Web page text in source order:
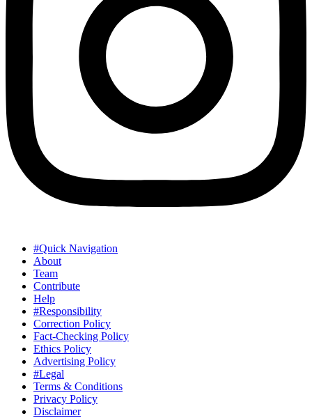
#Quick Navigation
About
Team
Contribute
Help
#Responsibility
Correction Policy
Fact-Checking Policy
Ethics Policy
Advertising Policy
#Legal
Terms & Conditions
Privacy Policy
Disclaimer